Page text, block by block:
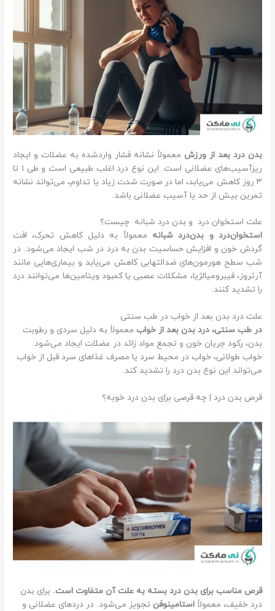
بدن درد بعد از ورزش معمولاً نشانه فشار واردشده به عضلات و ایجاد
ریزآسیب‌های عضلانی است. این نوع درد اغلب طبیعی است و طی ۱ تا
۳ روز کاهش می‌یابد، اما در صورت شدت زیاد یا تداوم، می‌تواند نشانه
تمرین بیش از حد یا آسیب عضلانی باشد.
علت استخوان درد و بدن درد شبانه چیست؟
استخوان‌درد و بدن‌درد شبانه معمولاً به دلیل کاهش تحرک، افت
گردش خون و افزایش حساسیت بدن به درد در شب ایجاد می‌شود. در
شب سطح هورمون‌های ضدالتهابی کاهش می‌یابد و بیماری‌هایی مانند
آرتروز، فیبرومیالژیا، مشکلات عصبی یا کمبود ویتامین‌ها می‌توانند درد
را تشدید کنند.
علت درد بدن بعد از خواب در طب سنتی
در طب سنتی، درد بدن بعد از خواب معمولاً به دلیل سردی و رطوبت
بدن، رکود جریان خون و تجمع مواد زائد در عضلات ایجاد می‌شود.
خواب طولانی، خواب در محیط سرد یا مصرف غذاهای سرد قبل از خواب
می‌تواند این نوع بدن درد را تشدید کند.
قرص بدن درد | چه قرصی برای بدن درد خوبه؟
قرص مناسب برای بدن درد بسته به علت آن متفاوت است. برای بدن
درد خفیف، معمولاًاستامینوفن تجویز می‌شود. در دردهای عضلانی و